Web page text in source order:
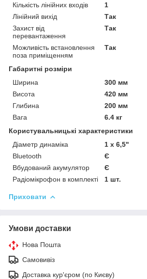
Кількість лінійних входів
1
Лінійний вихід
Так
Захист від
перевантаження
Так
Можливість встановлення
поза приміщенням
Так
Габаритні розміри
Ширина
300 мм
Висота
420 мм
Глибина
200 мм
Вага
6.4 кг
Користувальницькі характеристики
Діаметр динаміка
1 x 6,5"
Bluetooth
Є
Вбудований акумулятор
Є
Радіомікрофон в комплекті
1 шт.
Приховати
Умови доставки
Нова Пошта
Самовивіз
Доставка кур'єром (по Києву)